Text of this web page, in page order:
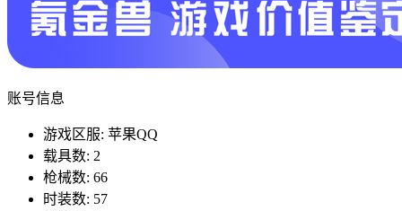
账号信息
游戏区服: 苹果QQ
载具数: 2
枪械数: 66
时装数: 57